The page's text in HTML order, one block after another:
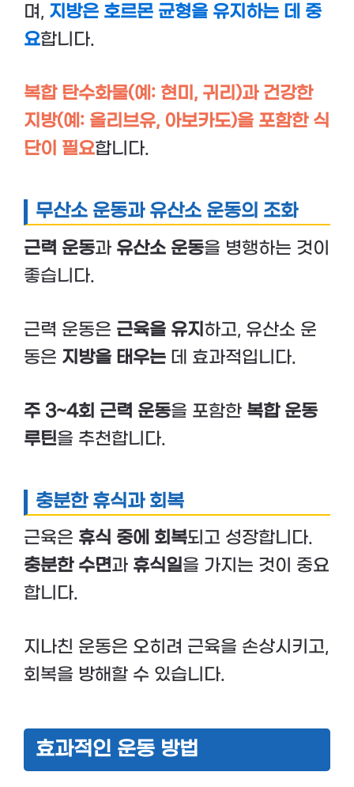
며, 지방은 호르몬 균형을 유지하는 데 중
요합니다.
복합 탄수화물(예: 현미, 귀리)과 건강한
지방(예: 올리브유, 아보카도)을 포함한 식
단이 필요합니다.
무산소 운동과 유산소 운동의 조화
근력 운동과 유산소 운동을 병행하는 것이
좋습니다.
근력 운동은 근육을 유지 하고, 유산소 운
동은 지방을 태우는 데 효과적입니다.
주 3~4회 근력 운동을 포함한 복합 운동
루틴을 추천합니다.
충분한 휴식과 회복
근육은 휴식 중에 회복되고 성장합니다.
충분한 수면과 휴식일을 가지는 것이 중요
합니다.
지나친 운동은 오히려 근육을 손상시키고,
회복을 방해할 수 있습니다.
효과적인 운동 방법